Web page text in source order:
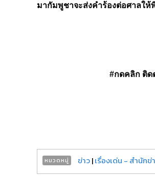
มากัมพูชาจะส่งคำร้องต่อศาลใ
#กดคลิก ติด
หมวดหมู่ ข่าว|เรื่องเด่น - สำนักข่